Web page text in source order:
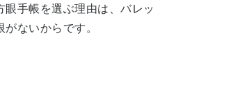
手帳を選ぶ理由は、バレッ
ないからです。